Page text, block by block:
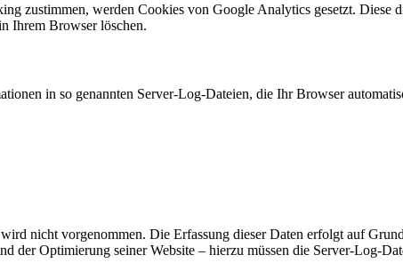
zustimmen, werden Cookies von Google Analytics gesetzt. Diese
Ihrem Browser löschen.
in so genannten Server-Log-Dateien, die Ihr Browser
nicht vorgenommen. Die Erfassung dieser Daten erfolgt auf
der Optimierung seiner Website – hierzu müssen die Server-Log-